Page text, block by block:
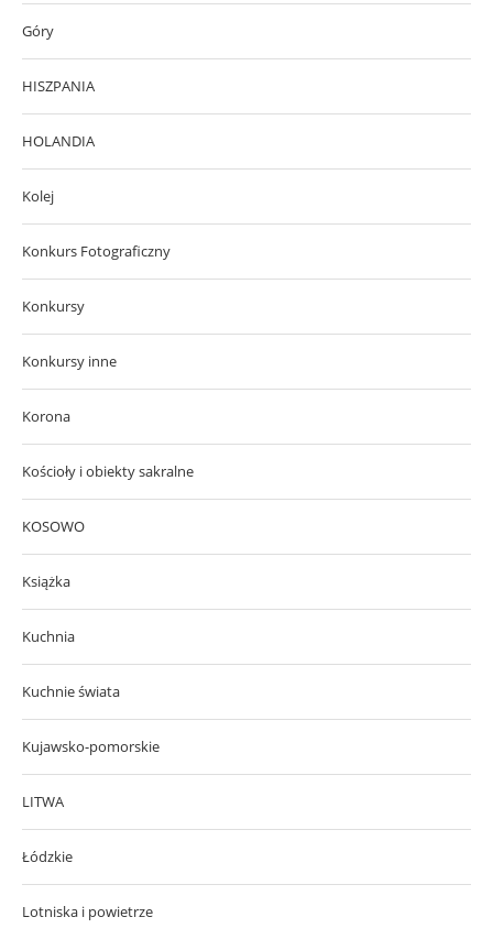
Góry
HISZPANIA
HOLANDIA
Kolej
Konkurs Fotograficzny
Konkursy
Konkursy inne
Korona
Kościoły i obiekty sakralne
KOSOWO
Książka
Kuchnia
Kuchnie świata
Kujawsko-pomorskie
LITWA
Łódzkie
Lotniska i powietrze